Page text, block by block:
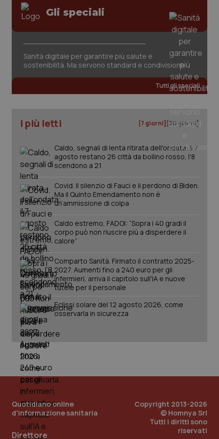
Gli speciali
Sanità digitale per garantire più salute e
sostenibilità. Ma servono standard e condivisione
Tutti gli speciali
I più letti [7 giorni] [30 giorni]
Caldo, segnali di lenta ritirata dell'ondata: il 7
agosto restano 26 città da bollino rosso, l'8
scendono a 21
Covid. Il silenzio di Fauci e il perdono di Biden.
Ma il Quinto Emendamento non è
un’ammissione di colpa
Caldo estremo, FADOI: “Sopra i 40 gradi il
corpo può non riuscire più a disperdere il
calore”
Comparto Sanità. Firmato il contratto 2025-
2027. Aumenti fino a 240 euro per gli
infermieri, arriva il capitolo sull'IA e nuove
tutele per il personale
Eclissi solare del 12 agosto 2026, come
osservarla in sicurezza
Quotidiano online
d'informazione sanitaria
Direttore
Copyright 2013-2026
© Homnya Srl
Tutti i diritti sono
riservati
CookieScriptConsent
CookieScript
www.quotidianosanita.it
tracking-enable
tracking-sites-ironfish-
session-id
www.quotidianosanita.it